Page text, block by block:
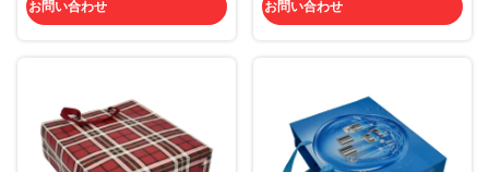
お問い合わせ
い物袋
お問い合わせ